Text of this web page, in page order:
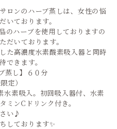
ロンのハーブ蒸しは、女性の悩
いております。
のハーブを使用しておりますの
だいております。
た高濃度水素酸素吸入器と同時
できます。
蒸し】６０分
定）
素吸入。初回吸入器付、水素
ミンCドリンク付き。
い♪
しております✨